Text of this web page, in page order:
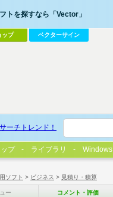
ソフト > ビジネス > 見積り・積算
ー コメント・評価
トを探すなら「Vector」
ップ ベクターサイン
サーチトレンド！
ップ ライブラリ Windows